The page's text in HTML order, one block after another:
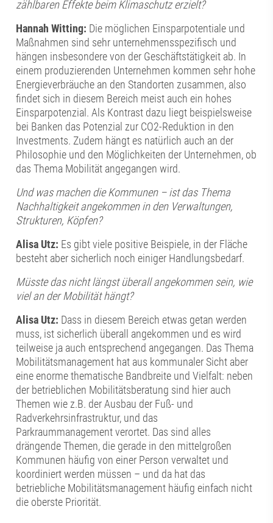
zählbaren Effekte beim Klimaschutz erzielt?
Hannah Witting: Die möglichen Einsparpotentiale und
Maßnahmen sind sehr unternehmensspezifisch und
hängen insbesondere von der Geschäftstätigkeit ab. In
einem produzierenden Unternehmen kommen sehr hohe
Energieverbräuche an den Standorten zusammen, also
findet sich in diesem Bereich meist auch ein hohes
Einsparpotenzial. Als Kontrast dazu liegt beispielsweise
bei Banken das Potenzial zur CO2-Reduktion in den
Investments. Zudem hängt es natürlich auch an der
Philosophie und den Möglichkeiten der Unternehmen, ob
das Thema Mobilität angegangen wird.
Und was machen die Kommunen – ist das Thema
Nachhaltigkeit angekommen in den Verwaltungen,
Strukturen, Köpfen?
Alisa Utz: Es gibt viele positive Beispiele, in der Fläche
besteht aber sicherlich noch einiger Handlungsbedarf.
Müsste das nicht längst überall angekommen sein, wie
viel an der Mobilität hängt?
Alisa Utz: Dass in diesem Bereich etwas getan werden
muss, ist sicherlich überall angekommen und es wird
teilweise ja auch entsprechend angegangen. Das Thema
Mobilitätsmanagement hat aus kommunaler Sicht aber
eine enorme thematische Bandbreite und Vielfalt: neben
der betrieblichen Mobilitätsberatung sind hier auch
Themen wie z.B. der Ausbau der Fuß- und
Radverkehrsinfrastruktur, und das
Parkraummanagement verortet. Das sind alles
drängende Themen, die gerade in den mittelgroßen
Kommunen häufig von einer Person verwaltet und
koordiniert werden müssen – und da hat das
betriebliche Mobilitätsmanagement häufig einfach nicht
die oberste Priorität.